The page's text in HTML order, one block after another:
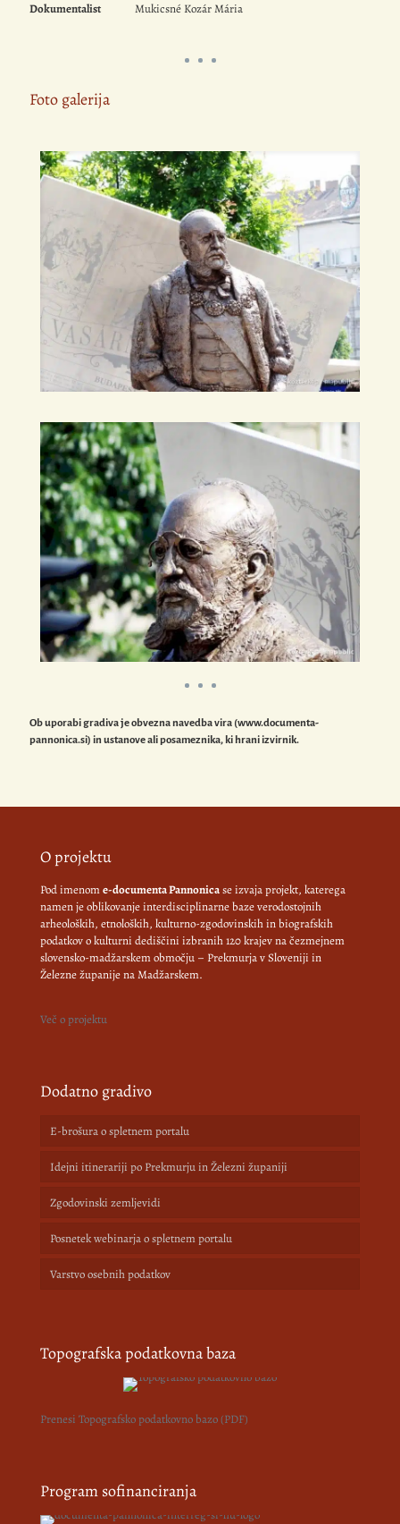
Dokumentalist Mukicsné Kozár Mária
Foto galerija
Ob uporabi gradiva je obvezna navedba vira (www.documenta-
pannonica.si) in ustanove ali posameznika, ki hrani izvirnik.
O projektu
Pod imenome-documenta Pannonicase izvaja projekt, katerega
namen je oblikovanje interdisciplinarne baze verodostojnih
arheoloških, etnoloških, kulturno-zgodovinskih in biografskih
podatkov o kulturni dediščini izbranih 120 krajev na čezmejnem
slovensko-madžarskem območju – Prekmurja v Sloveniji in
Železne županije na Madžarskem.
Več o projektu
Dodatno gradivo
E-brošura o spletnem portalu
Idejni itinerariji po Prekmurju in Železni županiji
Zgodovinski zemljevidi
Posnetek webinarja o spletnem portalu
Varstvo osebnih podatkov
Topografska podatkovna baza
Prenesi Topografsko podatkovno bazo (PDF)
Program sofinanciranja